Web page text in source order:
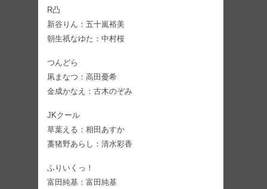
R凸
新谷りん：五十嵐裕美
朝生祇なゆた：中村桜
つんどら
凩まなつ：高田憂希
金成かなえ：古木のぞみ
JKクール
草葉える：相田あすか
藁猪野あらし：清水彩香
ふりいくっ！
富田純基：富田純基